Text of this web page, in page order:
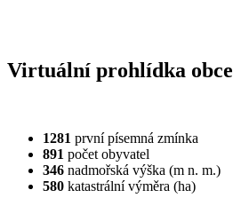
Virtuální prohlídka obce
1281 první písemná zmínka
891 počet obyvatel
346 nadmořská výška (m n. m.)
580 katastrální výměra (ha)